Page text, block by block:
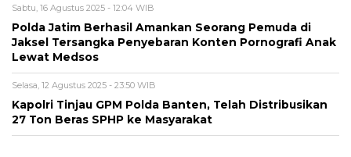
Sabtu, 16 Agustus 2025 - 12:04 WIB
Polda Jatim Berhasil Amankan Seorang Pemuda di
Jaksel Tersangka Penyebaran Konten Pornografi Anak
Lewat Medsos
Selasa, 12 Agustus 2025 - 23:50 WIB
Kapolri Tinjau GPM Polda Banten, Telah Distribusikan
27 Ton Beras SPHP ke Masyarakat